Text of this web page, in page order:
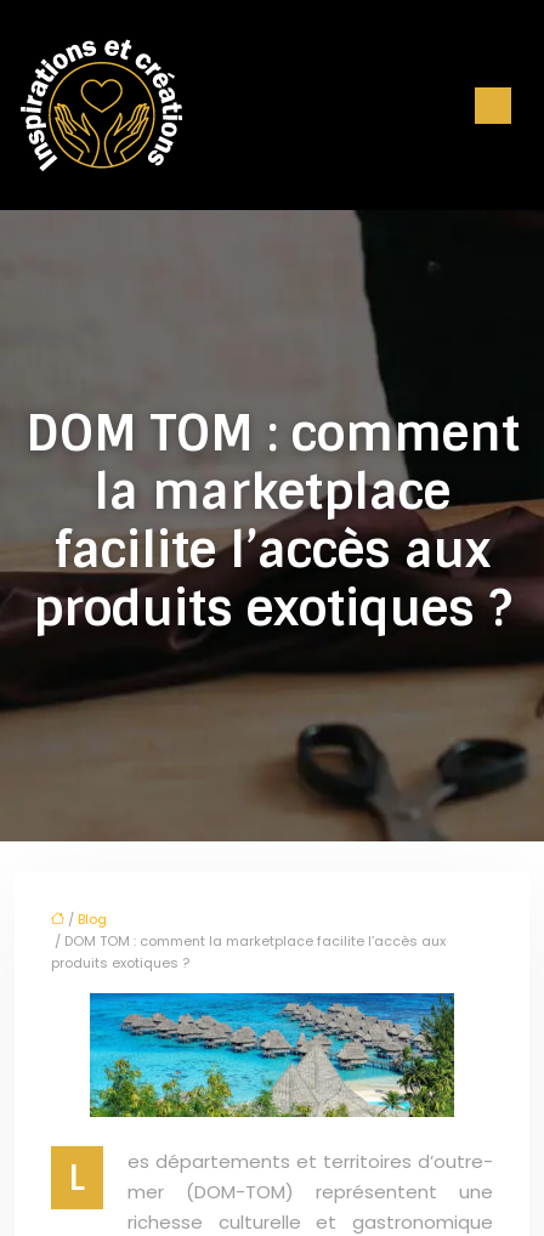
DOM TOM : comment
la marketplace
facilite l’accès aux
produits exotiques ?
/Blog
/ DOM TOM : comment la marketplace facilite l’accès aux
produits exotiques ?
L
es départements et territoires d’outre-
mer (DOM-TOM) représentent une
richesse culturelle et gastronomique